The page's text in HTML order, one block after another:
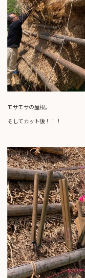
モサモサの屋根。
そしてカット後！！！